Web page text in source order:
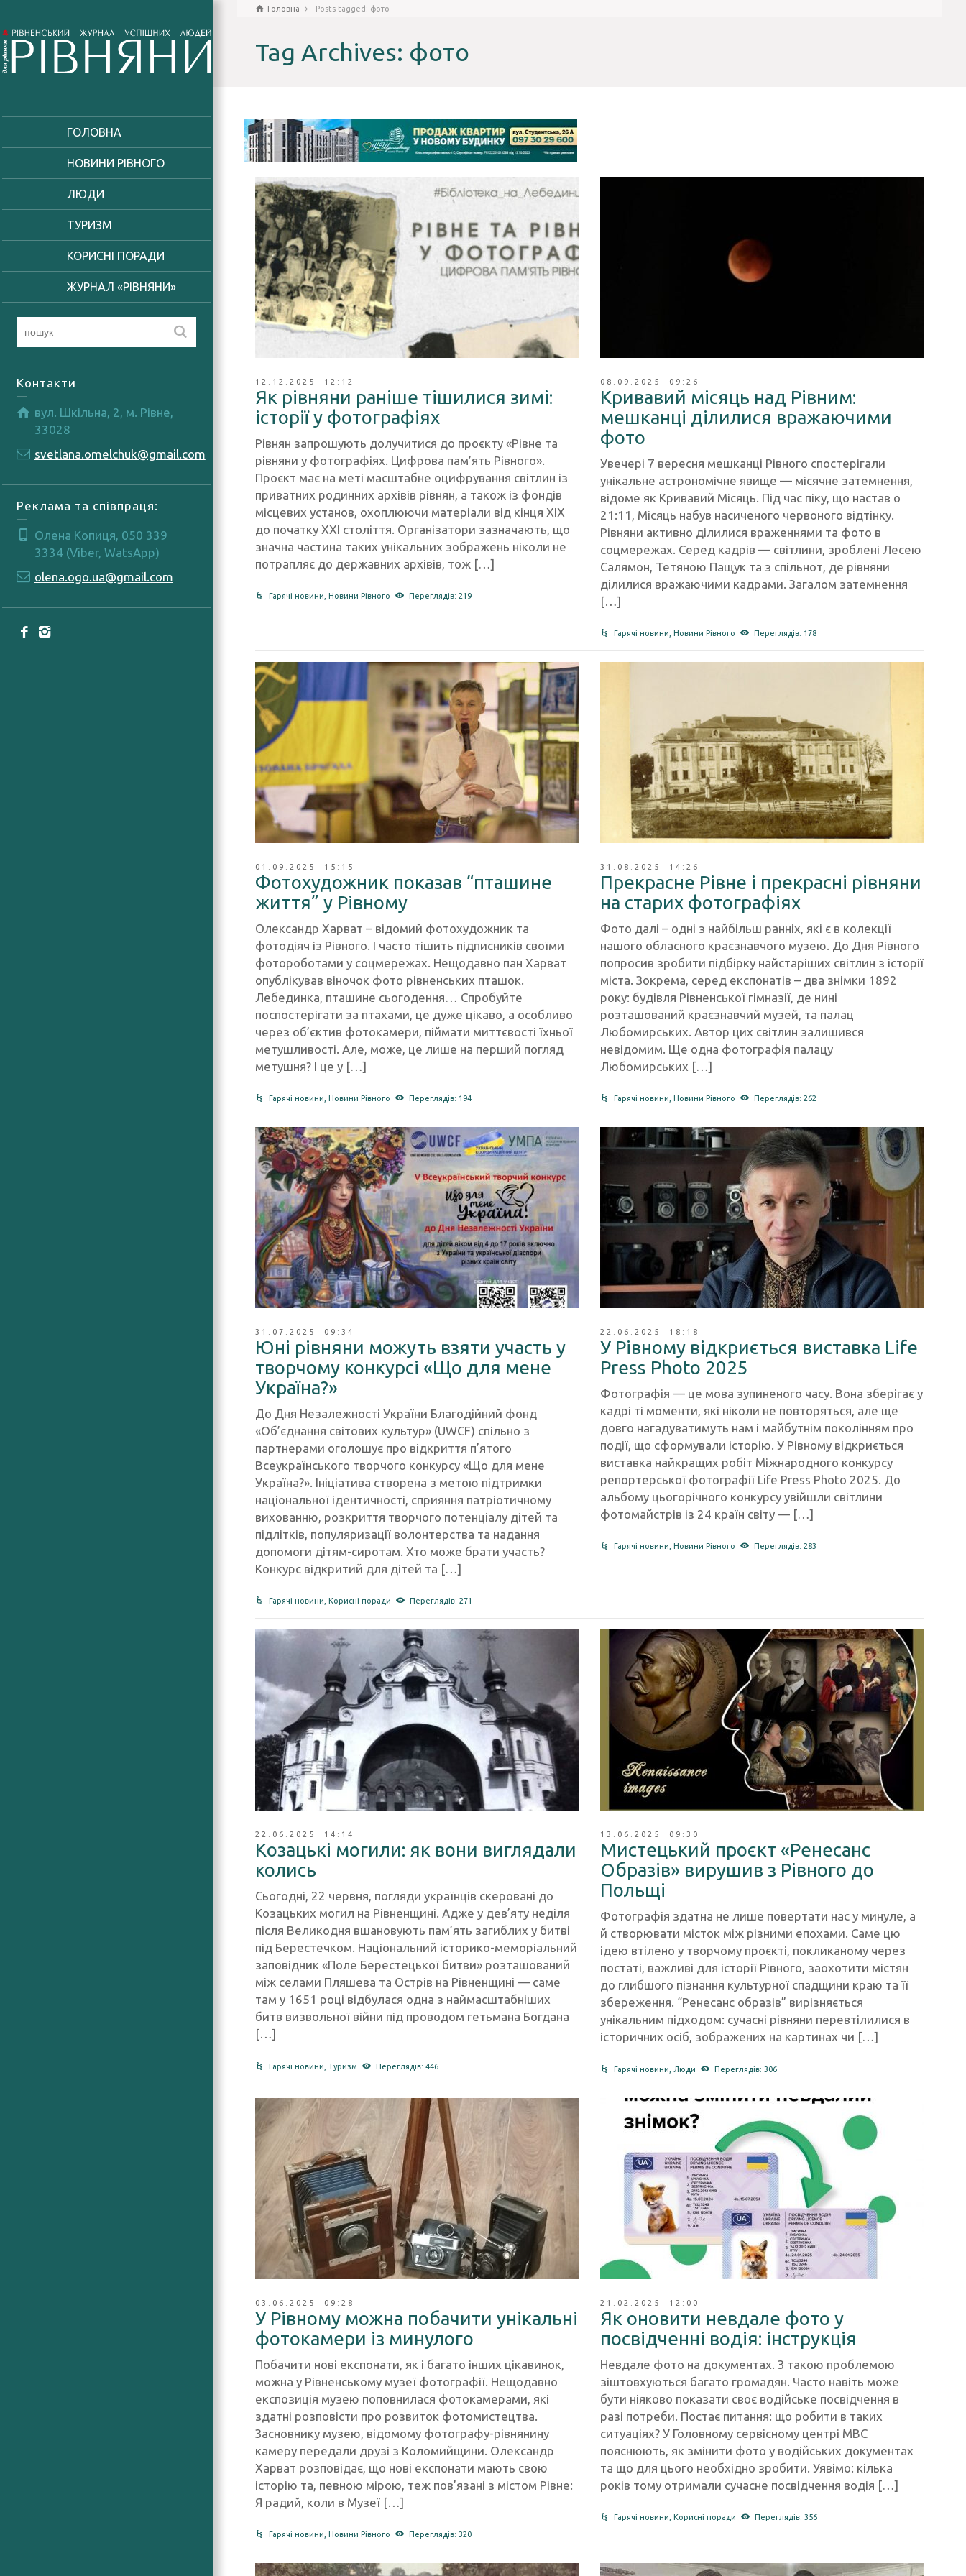
ГОЛОВНА
НОВИНИ РІВНОГО
ЛЮДИ
ТУРИЗМ
КОРИСНІ ПОРАДИ
ЖУРНАЛ «РІВНЯНИ»
Контакти
вул. Шкільна, 2, м. Рівне,
33028
svetlana.omelchuk@gmail.com
Реклама та співпраця:
Олена Копиця, 050 339
3334 (Viber, WatsApp)
olena.ogo.ua@gmail.com
Головна Posts tagged: фото
Tag Archives: фото
12.12.2025 12:12
Як рівняни раніше тішилися зимі:
історії у фотографіях
Рівнян запрошують долучитися до проєкту «Рівне та
рівняни у фотографіях. Цифрова пам’ять Рівного».
Проєкт має на меті масштабне оцифрування світлин із
приватних родинних архівів рівнян, а також із фондів
місцевих установ, охоплюючи матеріали від кінця ХІХ
до початку ХХІ століття. Організатори зазначають, що
значна частина таких унікальних зображень ніколи не
потрапляє до державних архівів, тож […]
Гарячі новини ,Новини Рівного Переглядів: 219
08.09.2025 09:26
Кривавий місяць над Рівним:
мешканці ділилися вражаючими
фото
Увечері 7 вересня мешканці Рівного спостерігали
унікальне астрономічне явище — місячне затемнення,
відоме як Кривавий Місяць. Під час піку, що настав о
21:11, Місяць набув насиченого червоного відтінку.
Рівняни активно ділилися враженнями та фото в
соцмережах. Серед кадрів — світлини, зроблені Лесею
Салямон, Тетяною Пащук та з спільнот, де рівняни
ділилися вражаючими кадрами. Загалом затемнення
[…]
Гарячі новини ,Новини Рівного Переглядів: 178
01.09.2025 15:15
Фотохудожник показав “пташине
життя” у Рівному
Олександр Харват – відомий фотохудожник та
фотодіяч із Рівного. І часто тішить підписників своїми
фотороботами у соцмережах. Нещодавно пан Харват
опублікував віночок фото рівненських пташок.
Лебединка, пташине сьогодення… Спробуйте
поспостерігати за птахами, це дуже цікаво, а особливо
через об’єктив фотокамери, піймати миттєвості їхньої
метушливості. Але, може, це лише на перший погляд
метушня? І це у […]
Гарячі новини ,Новини Рівного Переглядів: 194
31.08.2025 14:26
Прекрасне Рівне і прекрасні рівняни
на старих фотографіях
Фото далі – одні з найбільш ранніх, які є в колекції
нашого обласного краєзнавчого музею. До Дня Рівного
попросив зробити підбірку найстаріших світлин з історії
міста. Зокрема, серед експонатів – два знімки 1892
року: будівля Рівненської гімназії, де нині
розташований краєзнавчий музей, та палац
Любомирських. Автор цих світлин залишився
невідомим. Ще одна фотографія палацу
Любомирських […]
Гарячі новини ,Новини Рівного Переглядів: 262
31.07.2025 09:34
Юні рівняни можуть взяти участь у
творчому конкурсі «Що для мене
Україна?»
До Дня Незалежності України Благодійний фонд
«Об’єднання світових культур» (UWCF) спільно з
партнерами оголошує про відкриття п’ятого
Всеукраїнського творчого конкурсу «Що для мене
Україна?». Ініціатива створена з метою підтримки
національної ідентичності, сприяння патріотичному
вихованню, розкриття творчого потенціалу дітей та
підлітків, популяризації волонтерства та надання
допомоги дітям-сиротам. Хто може брати участь?
Конкурс відкритий для дітей та […]
Гарячі новини Корисні поради Переглядів: 271
22.06.2025 18:18
У Рівному відкриється виставка Life
Press Photo 2025
Фотографія — це мова зупиненого часу. Вона зберігає у
кадрі ті моменти, які ніколи не повторяться, але ще
довго нагадуватимуть нам і майбутнім поколінням про
події, що сформували історію. У Рівному відкриється
виставка найкращих робіт Міжнародного конкурсу
репортерської фотографії Life Press Photo 2025. До
альбому цьогорічного конкурсу увійшли світлини
фотомайстрів із 24 країн світу — […]
Гарячі новини Новини Рівного Переглядів: 283
22.06.2025 14:14
Козацькі могили: як вони виглядали
колись
Сьогодні, 22 червня, погляди українців скеровані до
Козацьких могил на Рівненщині. Адже у дев’яту неділя
після Великодня вшановують пам’ять загиблих у битві
під Берестечком. Національний історико-меморіальний
заповідник «Поле Берестецької битви» розташований
між селами Пляшева та Острів на Рівненщині — саме
там у 1651 році відбулася одна з наймасштабніших
битв визвольної війни під проводом гетьмана Богдана
[…]
Гарячі новини ,Туризм Переглядів: 446
13.06.2025 09:30
Мистецький проєкт «Ренесанс
Образів» вирушив з Рівного до
Польщі
Фотографія здатна не лише повертати нас у минуле, а
й створювати місток між різними епохами. Саме цю
ідею втілено у творчому проєкті, покликаному через
постаті, важливі для історії Рівного, заохотити містян
до глибшого пізнання культурної спадщини краю та її
збереження. “Ренесанс образів” вирізняється
унікальним підходом: сучасні рівняни перевтілилися в
історичних осіб, зображених на картинах чи […]
Гарячі новини Люди Переглядів: 306
03.06.2025 09:28
У Рівному можна побачити унікальні
фотокамери із минулого
Побачити нові експонати, як і багато інших цікавинок,
можна у Рівненському музеї фотографії. Нещодавно
експозиція музею поповнилася фотокамерами, які
здатні розповісти про розвиток фотомистецтва.
Засновнику музею, відомому фотографу-рівнянину
камеру передали друзі з Коломийщини. Олександр
Харват розповідає, що нові експонати мають свою
історію та, певною мірою, теж пов’язані з містом Рівне:
Я радий, коли в Музеї […]
Гарячі новини ,Новини Рівного Переглядів: 320
21.02.2025 12:00
Як оновити невдале фото у
посвідченні водія: інструкція
Невдале фото на документах. З такою проблемою
зіштовхуються багато громадян. Часто навіть може
бути ніяково показати своє водійське посвідчення в
разі потреби. Постає питання: що робити в таких
ситуаціях? У Головному сервісному центрі МВС
пояснюють, як змінити фото у водійських документах
та що для цього необхідно зробити. Уявімо: кілька
років тому отримали сучасне посвідчення водія […]
Гарячі новини ,Корисні поради Переглядів: 356